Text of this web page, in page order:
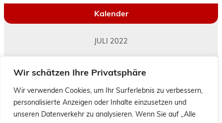
Wir schätzen Ihre Privatsphäre
Wir verwenden Cookies, um Ihr Surferlebnis zu verbessern,
personalisierte Anzeigen oder Inhalte einzusetzen und
unseren Datenverkehr zu analysieren. Wenn Sie auf „Alle
Kalender
JULI 2022
1
4
5 6 7 8 9
10
11
12 13 14 15 16
18
19 20 21 22 23
24